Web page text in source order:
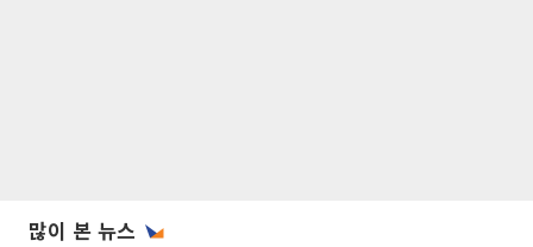
많이 본 뉴스